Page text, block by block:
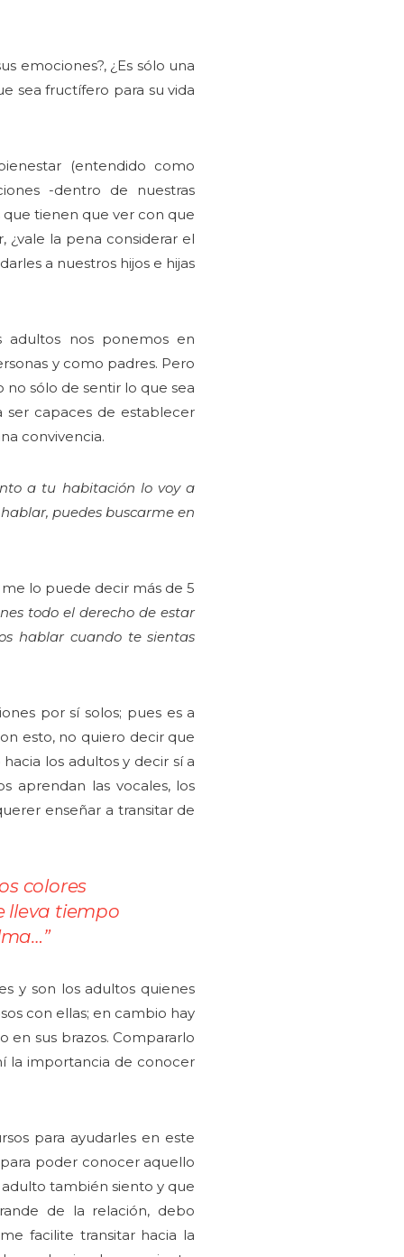
emociones?, ¿Es sólo una
sea fructífero para su vida
(entendido como
-dentro de nuestras
tienen que ver con que
¿vale la pena considerar el
a nuestros hijos e hijas
adultos nos ponemos en
y como padres. Pero
sólo de sentir lo que sea
ser capaces de establecer
convivencia.
a tu habitación lo voy a
puedes buscarme en
lo puede decir más de 5
todo el derecho de estar
hablar cuando te sientas
por sí solos; pues es a
esto, no quiero decir que
los adultos y decir sí a
aprendan las vocales, los
enseñar a transitar de
colores
lleva tiempo
”
y son los adultos quienes
con ellas; en cambio hay
sus brazos. Compararlo
la importancia de conocer
para ayudarles en este
poder conocer aquello
también siento y que
de la relación, debo
facilite transitar hacia la